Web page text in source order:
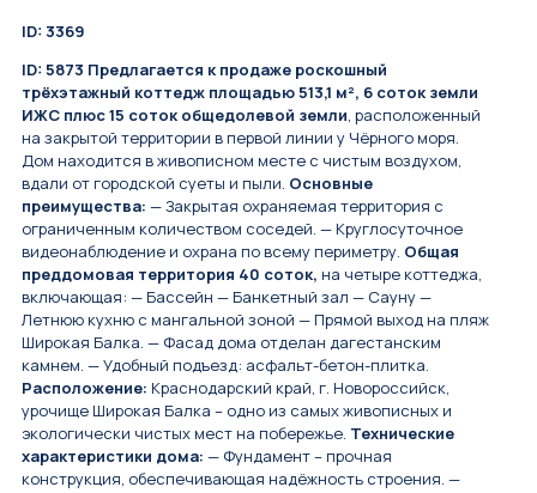
ID: 3369
ID: 5873 Предлагается к продаже роскошный
трёхэтажный коттедж площадью 513,1 м², 6 соток земли
ИЖС плюс 15 соток общедолевой земли, расположенный
на закрытой территории в первой линии у Чёрного моря.
Дом находится в живописном месте с чистым воздухом,
вдали от городской суеты и пыли. Основные
преимущества: — Закрытая охраняемая территория с
ограниченным количеством соседей. — Круглосуточное
видеонаблюдение и охрана по всему периметру. Общая
преддомовая территория 40 соток, на четыре коттеджа,
включающая: — Бассейн — Банкетный зал — Сауну —
Летнюю кухню с мангальной зоной — Прямой выход на пляж
Широкая Балка. — Фасад дома отделан дагестанским
камнем. — Удобный подъезд: асфальт-бетон-плитка.
Расположение: Краснодарский край, г. Новороссийск,
урочище Широкая Балка – одно из самых живописных и
экологически чистых мест на побережье. Технические
характеристики дома: — Фундамент – прочная
конструкция, обеспечивающая надёжность строения. —